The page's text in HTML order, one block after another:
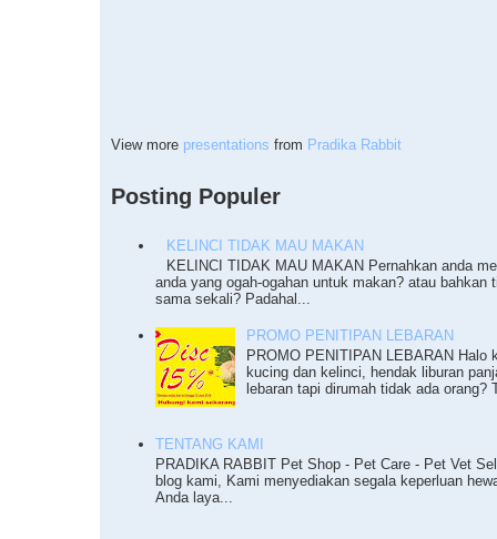
View more presentations from Pradika Rabbit
Posting Populer
KELINCI TIDAK MAU MAKAN
KELINCI TIDAK MAU MAKAN Pernahkan anda
anda yang ogah-ogahan untuk makan? atau bahkan
sama sekali? Padahal...
PROMO PENITIPAN LEBARAN
PROMO PENITIPAN LEBARAN Halo
kucing dan kelinci, hendak liburan
lebaran tapi dirumah tidak ada orang?
TENTANG KAMI
PRADIKA RABBIT Pet Shop - Pet Care - Pet Vet
blog kami, Kami menyediakan segala keperluan
Anda laya...